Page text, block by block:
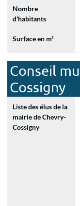
Nombre
d'habitants
Surface en m²
Conseil
Cossigny
Liste des élus de la
mairie de Chevry-
Cossigny